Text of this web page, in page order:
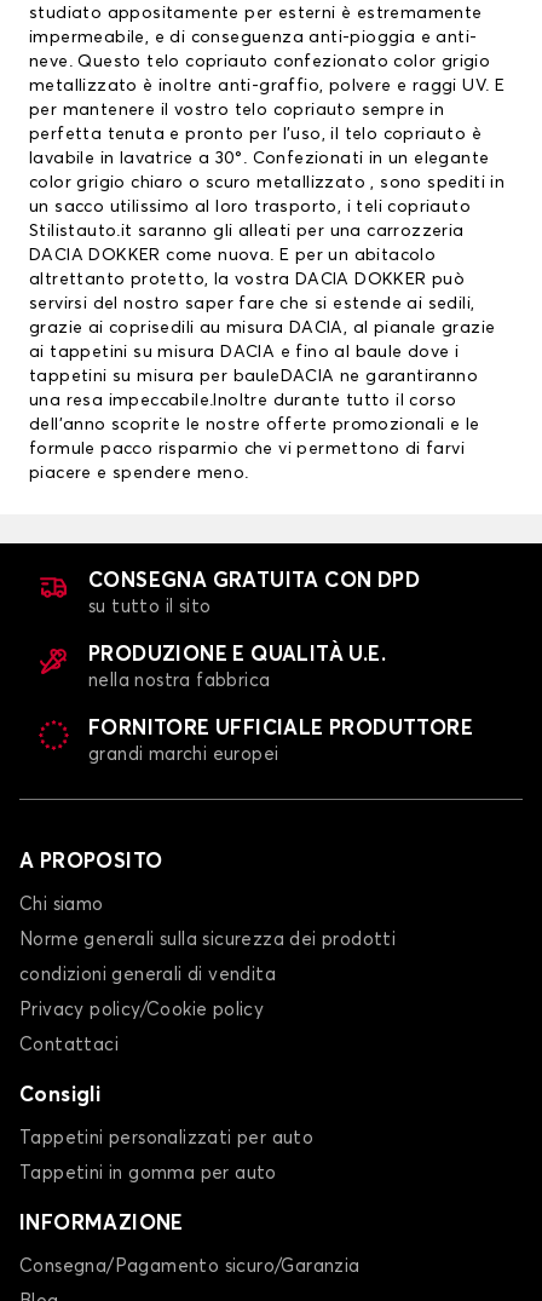
studiato appositamente per esterni è estremamente
impermeabile, e di conseguenza anti-pioggia e anti-
neve. Questo telo copriauto confezionato color grigio
metallizzato è inoltre anti-graffio, polvere e raggi UV. E
per mantenere il vostro telo copriauto sempre in
perfetta tenuta e pronto per l’uso, il telo copriauto è
lavabile in lavatrice a 30°. Confezionati in un elegante
color grigio chiaro o scuro metallizzato , sono spediti in
un sacco utilissimo al loro trasporto, i teli copriauto
Stilistauto.it saranno gli alleati per una carrozzeria
DACIA DOKKER come nuova. E per un abitacolo
altrettanto protetto, la vostra DACIA DOKKER può
servirsi del nostro saper fare che si estende ai sedili,
grazie aicoprisedili au misura DACIA, al pianale grazie
ai tappetini su misura DACIA e fino al baule dove i
tappetini su misura per bauleDACIA ne garantiranno
una resa impeccabile.Inoltre durante tutto il corso
dell’anno scoprite le nostre offerte promozionali e le
formule pacco risparmio che vi permettono di farvi
piacere e spendere meno.
CONSEGNA GRATUITA CON DPD
su tutto il sito
PRODUZIONE E QUALITÀ U.E.
nella nostra fabbrica
FORNITORE UFFICIALE PRODUTTORE
grandi marchi europei
A PROPOSITO
Chi siamo
Norme generali sulla sicurezza dei prodotti
condizioni generali di vendita
Privacy policy/Cookie policy
Contattaci
Consigli
Tappetini personalizzati per auto
Tappetini in gomma per auto
INFORMAZIONE
Consegna/Pagamento sicuro/Garanzia